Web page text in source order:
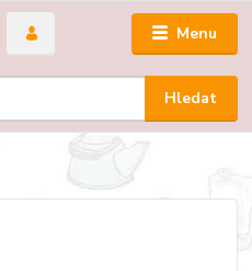
Menu
Hledat